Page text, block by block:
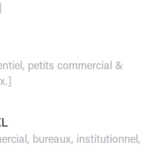
petits commercial &
bureaux, institutionnel,